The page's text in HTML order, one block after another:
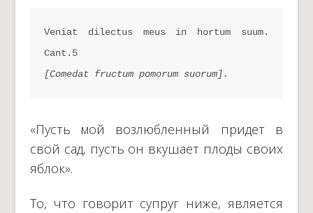
Veniat dilectus meus in hortum suum.
Cant.5
[Comedat fructum pomorum suorum].
«Пусть мой возлюбленный придет в
свой сад, пусть он вкушает плоды своих
яблок».
То, что говорит супруг ниже, является